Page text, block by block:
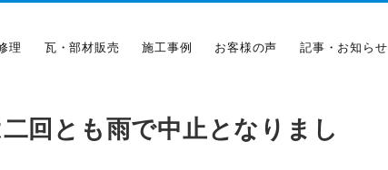
理 瓦・部材販売 施工事例 お客様の声 記事・お知らせ
回とも雨で中止となりまし